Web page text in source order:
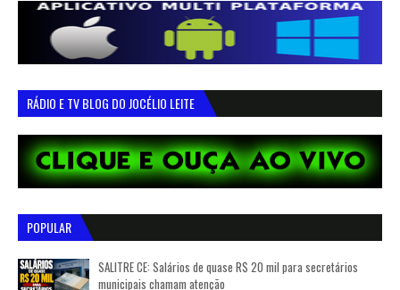
RÁDIO E TV BLOG DO JOCÉLIO LEITE
POPULAR
SALITRE CE: Salários de quase R$ 20 mil para secretários
municipais chamam atenção